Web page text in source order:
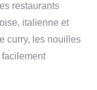
restaurants
italienne et
curry, les nouilles